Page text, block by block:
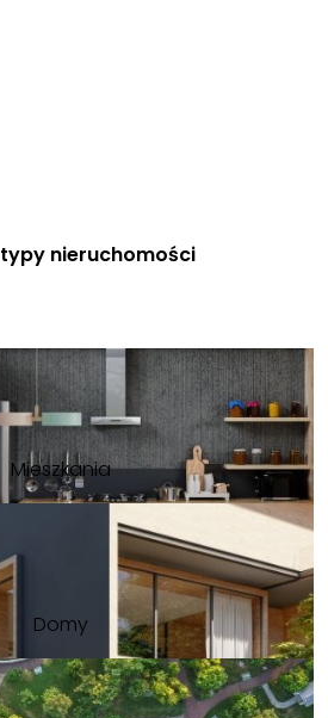
typy nieruchomości
Mieszkania
Domy